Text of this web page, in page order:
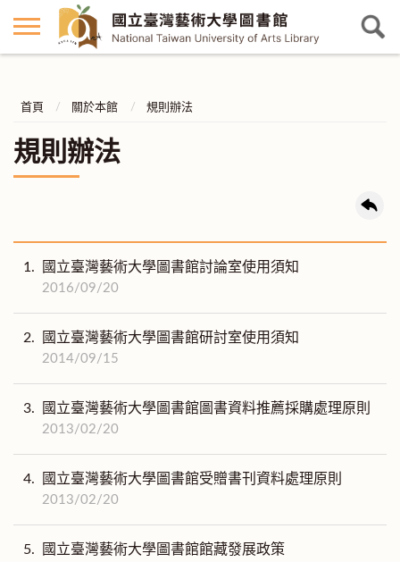
首頁 關於本館 規則辦法
規則辦法
1. 國立臺灣藝術大學圖書館討論室使用須知
2016/09/20
2. 國立臺灣藝術大學圖書館研討室使用須知
2014/09/15
3. 國立臺灣藝術大學圖書館圖書資料推薦採購處理原則
2013/02/20
4. 國立臺灣藝術大學圖書館受贈書刊資料處理原則
2013/02/20
5. 國立臺灣藝術大學圖書館館藏發展政策